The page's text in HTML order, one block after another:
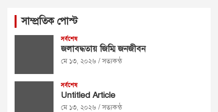
সাম্প্রতিক পোস্ট
সর্বশেষ
জলাবদ্ধতায় জিম্মি জনজীবন
মে ১৩, ২০২৬ সত্যকন্ঠ
সর্বশেষ
Untitled Article
মে ১৩, ২০২৬ সত্যকন্ঠ